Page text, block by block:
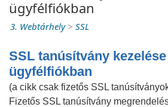
ügyfélfiókban
3. Webtárhely> SSL
SSL tanúsítvány
ügyfélfiókban
(a cikk csak fizetős SSL
Fizetős SSL tanúsítvány